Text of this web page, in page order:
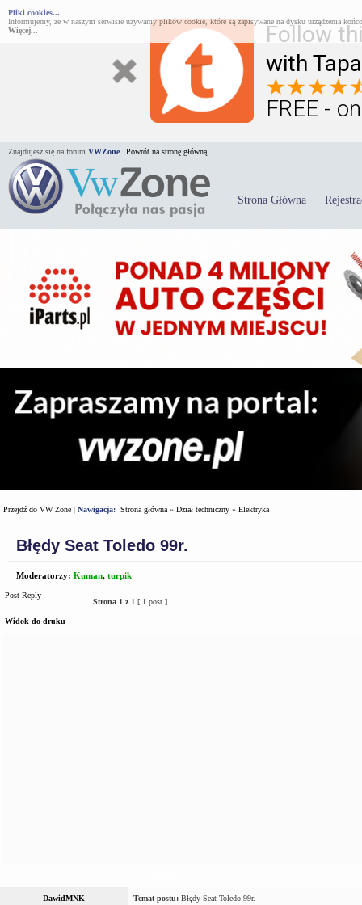
Follow
with
FREE -
Pliki cookies...
Informujemy, że w naszym serwisie używamy plików cookie, które są zapisywane na dysku urządzenia
Więcej...
Znajdujesz się na forum VWZone Powrót na stronę główną.
Strona Główna
Przejdź do VW Zone | Nawigacja: Strona główna » Dział techniczny » Elektryka
Błędy Seat Toledo 99r.
Moderatorzy: Kuman, turpik
Post Reply
Strona 1 z 1 [ 1 post ]
Widok do druku
DawidMNK Temat postu: Błędy Seat Toledo 99r.